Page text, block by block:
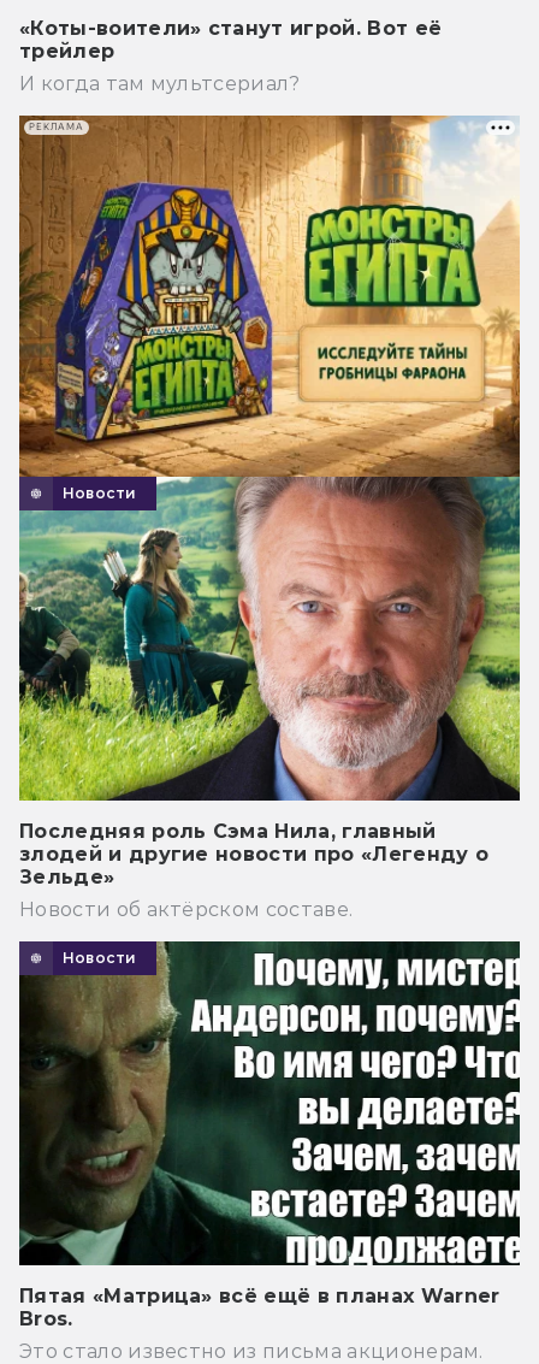
«Коты-воители» станут игрой. Вот её
трейлер
И когда там мультсериал?
Новости
Последняя роль Сэма Нила, главный
злодей и другие новости про «Легенду о
Зельде»
Новости об актёрском составе.
Новости
Пятая «Матрица» всё ещё в планах Warner
Bros.
Это стало известно из письма акционерам.
РЕКЛАМА